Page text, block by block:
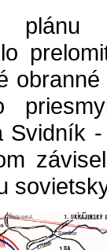
plánu
Svidník